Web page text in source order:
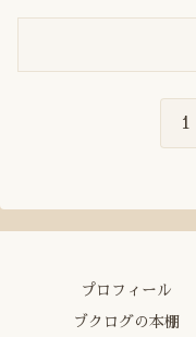
1
プロフィール
ブクログの本棚